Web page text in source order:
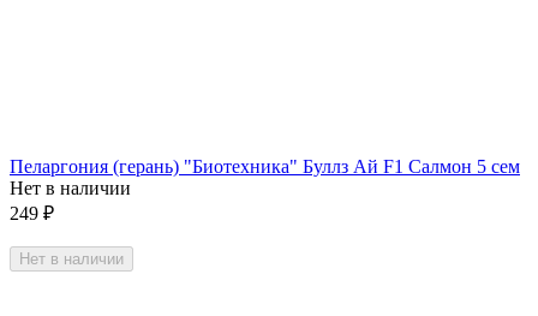
Пеларгония (герань) "Биотехника" Буллз Ай F1 Салмон 5 сем
Нет в наличии
249 ₽
Нет в наличии